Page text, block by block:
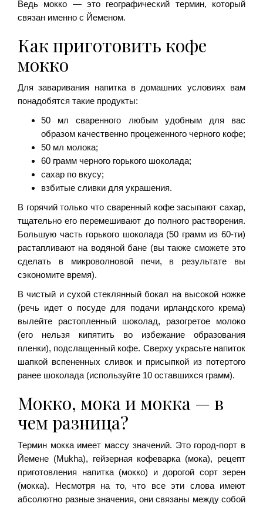
Ведь мокко — это географический термин, который
связан именно с Йеменом.
Как приготовить кофе
мокко
Для заваривания напитка в домашних условиях вам
понадобятся такие продукты:
50 мл сваренного любым удобным для вас
образом качественно процеженного черного кофе;
50 мл молока;
60 грамм черного горького шоколада;
сахар по вкусу;
взбитые сливки для украшения.
В горячий только что сваренный кофе засыпают сахар,
тщательно его перемешивают до полного растворения.
Большую часть горького шоколада (50 грамм из 60-ти)
растапливают на водяной бане (вы также сможете это
сделать в микроволновой печи, в результате вы
сэкономите время).
В чистый и сухой стеклянный бокал на высокой ножке
(речь идет о посуде для подачи ирландского крема)
вылейте растопленный шоколад, разогретое молоко
(его нельзя кипятить во избежание образования
пленки), подслащенный кофе. Сверху украсьте напиток
шапкой вспененных сливок и присыпкой из потертого
ранее шоколада (используйте 10 оставшихся грамм).
Мокко, мока и мокка — в
чем разница?
Термин мокка имеет массу значений. Это город-порт в
Йемене (Mukha), гейзерная кофеварка (мока), рецепт
приготовления напитка (мокко) и дорогой сорт зерен
(мокка). Несмотря на то, что все эти слова имеют
абсолютно разные значения, они связаны между собой